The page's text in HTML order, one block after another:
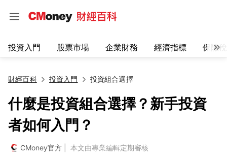
投資入門 股票市場 企業財務 經濟指標 保險
財經百科 投資入門 投資組合選擇
什麼是投資組合選擇？新手投資
者如何入門？
CMoney官方 | 本文由專業編輯定期審核